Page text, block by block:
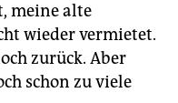
meine alte
wieder vermietet.
zurück. Aber
schon zu viele